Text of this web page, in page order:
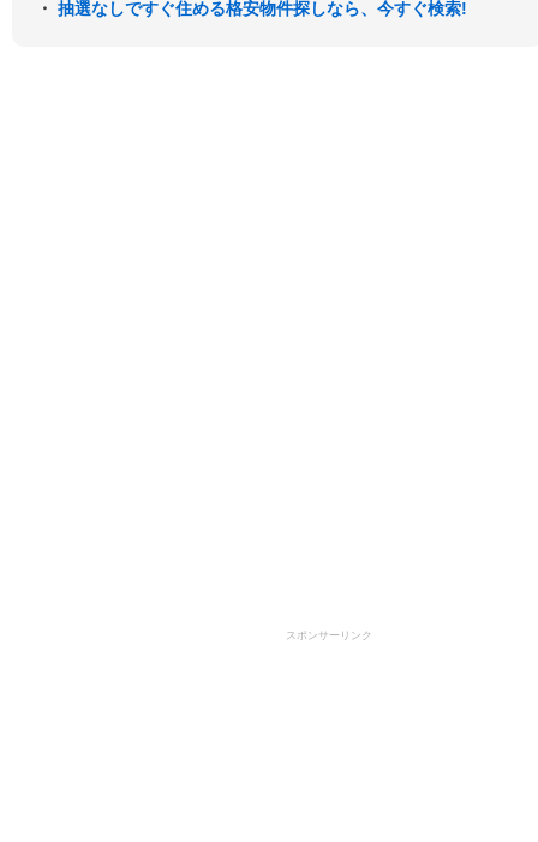
・ 抽選なしですぐ住める格安物件探しなら、今すぐ検索!
スポンサーリンク